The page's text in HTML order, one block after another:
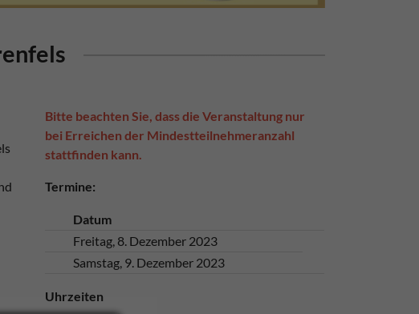
Bitte beachten Sie, dass die Veranstaltung nur
bei Erreichen der Mindestteilnehmeranzahl
stattfinden kann.
Termine:
Datum
Freitag, 8. Dezember 2023
Samstag, 9. Dezember 2023
Uhrzeiten